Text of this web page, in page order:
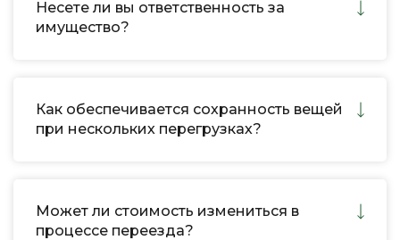
Несете ли вы ответственность за
имущество?
Как обеспечивается сохранность вещей
при нескольких перегрузках?
Может ли стоимость измениться в
процессе переезда?